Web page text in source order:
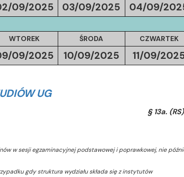
09/2025 03/09/2025 04/09/
WTOREK ŚRODA CZWARTEK
09/2025 10/09/2025 11/09/
UG
§ 13a. (RS)
w sesji egzaminacyjnej podstawowej i poprawkowej, nie
gdy struktura wydziału składa się z instytutów